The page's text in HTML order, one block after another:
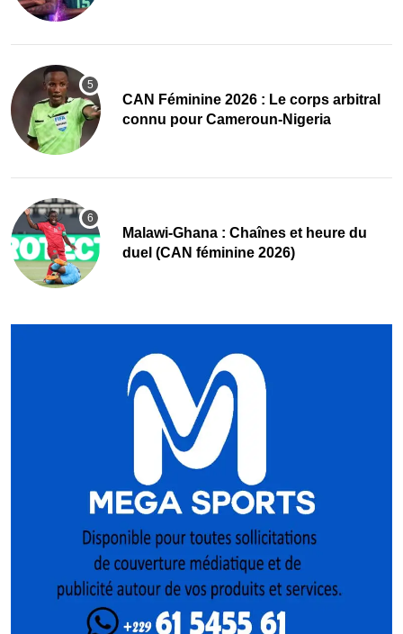
‎CAN Féminine 2026 : Le corps arbitral
connu pour Cameroun-Nigeria
Malawi-Ghana : Chaînes et heure du
duel (CAN féminine 2026)